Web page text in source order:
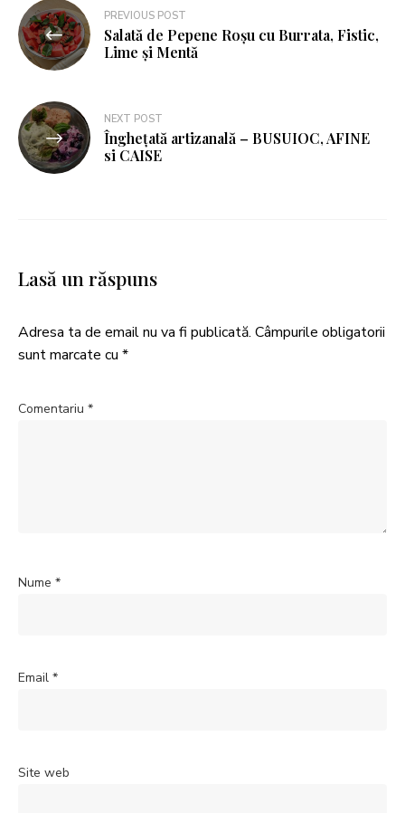
PREVIOUS POST
Salată de Pepene Roșu cu Burrata, Fistic,
Lime și Mentă
NEXT POST
Înghețată artizanală – BUSUIOC, AFINE
si CAISE
Lasă un răspuns
Adresa ta de email nu va fi publicată. Câmpurile obligatorii
sunt marcate cu *
Comentariu *
Nume *
Email *
Site web